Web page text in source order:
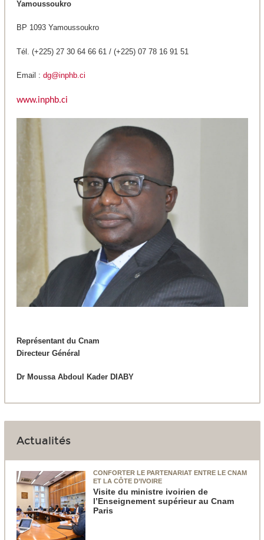
Yamoussoukro
BP 1093 Yamoussoukro
Tél. (+225) 27 30 64 66 61 / (+225) 07 78 16 91 51
Email : dg@inphb.ci
www.inphb.ci
Représentant du Cnam
Directeur Général
Dr Moussa Abdoul Kader DIABY
Actualités
CONFORTER LE PARTENARIAT ENTRE LE CNAM
ET LA CÔTE D’IVOIRE
Visite du ministre ivoirien de
l’Enseignement supérieur au Cnam
Paris